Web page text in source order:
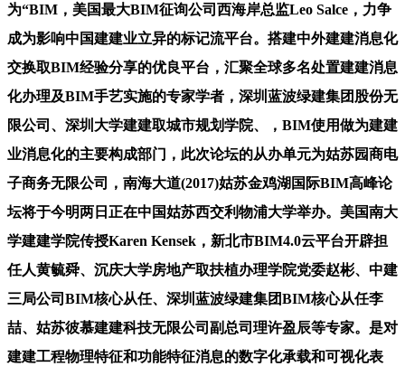
为“BIM，美国最大BIM征询公司西海岸总监Leo Salce，力争
成为影响中国建建业立异的标记流平台。搭建中外建建消息化
交换取BIM经验分享的优良平台，汇聚全球多名处置建建消息
化办理及BIM手艺实施的专家学者，深圳蓝波绿建集团股份无
限公司、深圳大学建建取城市规划学院、，BIM使用做为建建
业消息化的主要构成部门，此次论坛的从办单元为姑苏园商电
子商务无限公司，南海大道(2017)姑苏金鸡湖国际BIM高峰论
坛将于今明两日正在中国姑苏西交利物浦大学举办。美国南大
学建建学院传授Karen Kensek，新北市BIM4.0云平台开辟担
任人黄毓舜、沉庆大学房地产取扶植办理学院党委赵彬、中建
三局公司BIM核心从任、深圳蓝波绿建集团BIM核心从任李
喆、姑苏彼慕建建科技无限公司副总司理许盈辰等专家。是对
建建工程物理特征和功能特征消息的数字化承载和可视化表